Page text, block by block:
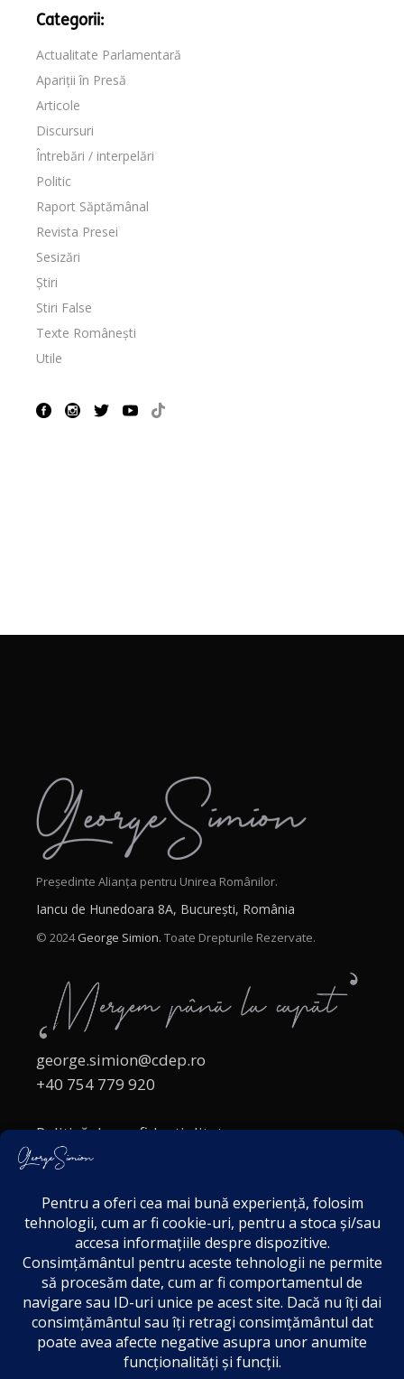
Categorii:
Actualitate Parlamentară
Apariții în Presă
Articole
Discursuri
Întrebări / interpelări
Politic
Raport Săptămânal
Revista Presei
Sesizări
Știri
Stiri False
Texte Românești
Utile
Președinte Alianța pentru Unirea Românilor.
Iancu de Hunedoara 8A, București, România
© 2024George Simion. Toate Drepturile Rezervate.
george.simion@cdep.ro
+40 754 779 920
Politică de confidențialitate
Politica cookies
Acordul de markting
Disclaimer